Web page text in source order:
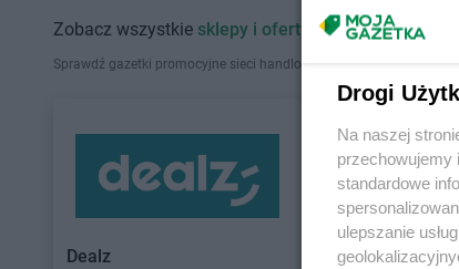
Zobacz wszystkie sklepy i oferty promocyjne
Sprawdź gazetki promocyjne sieci handlowych, które działają w
Dealz
POLOmarket
Drogi
Na naszej
przechowujemy
standardowe
ulepszanie